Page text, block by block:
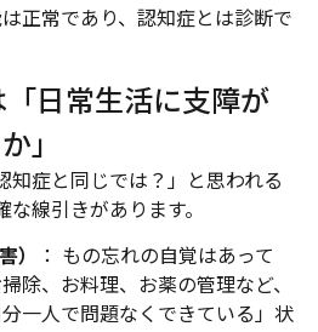
正常であり、認知症とは診断で
日常生活に支障が
」
知症と同じでは？」と思われる
線引きがあります。
）
： もの忘れの自覚はあって
除、お料理、お薬の管理など、
一人で問題なくできている」状